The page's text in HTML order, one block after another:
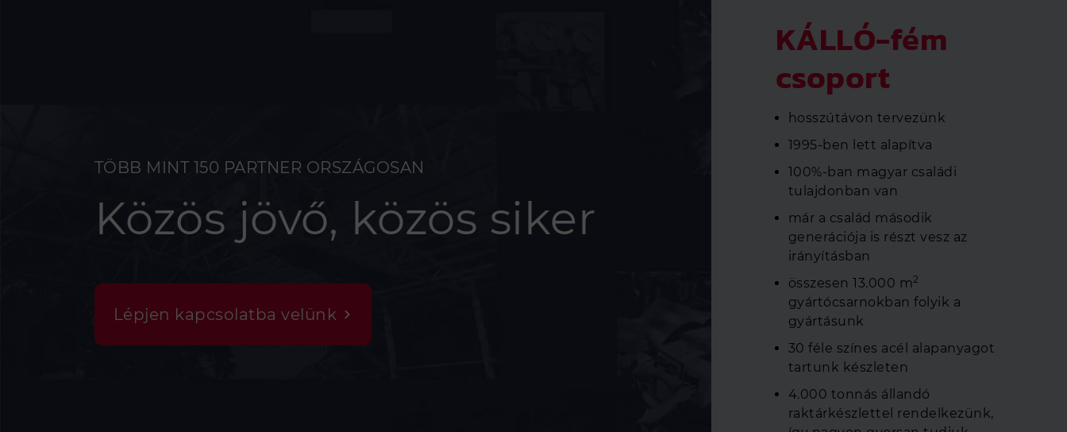
TÖBB MINT 150 PARTNER ORSZÁGOSAN
Közös jövő, közös siker
Lépjen kapcsolatba velünk
KÁLLÓ-fém
csoport
hosszútávon tervezünk
1995-ben lett alapítva
100%-ban magyar családi
tulajdonban van
már a család második
generációja is részt vesz az
irányításban
összesen 13.000 m2
gyártócsarnokban folyik a
gyártásunk
30 féle színes acél alapanyagot
tartunk készleten
4.000 tonnás állandó
raktárkészlettel rendelkezünk,